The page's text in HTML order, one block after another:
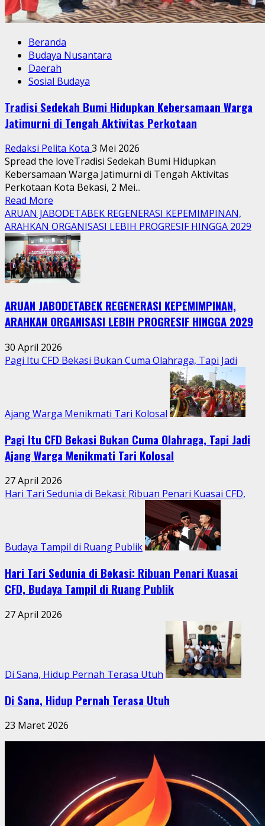
Beranda
Budaya Nusantara
Daerah
Sosial Budaya
Tradisi Sedekah Bumi Hidupkan Kebersamaan Warga
Jatimurni di Tengah Aktivitas Perkotaan
Redaksi Pelita Kota 3 Mei 2026
Spread the loveTradisi Sedekah Bumi Hidupkan
Kebersamaan Warga Jatimurni di Tengah Aktivitas
Perkotaan Kota Bekasi, 2 Mei...
Read More
more
about
Tradisi
Sedekah
Bumi
Hidupkan
Warga
Jatimurni
di
Tengah
Aktivitas
Perkotaan
ARUAN JABODETABEK REGENERASI KEPEMIMPINAN,
ARAHKAN ORGANISASI LEBIH PROGRESIF HINGGA 2029
ARUAN JABODETABEK REGENERASI KEPEMIMPINAN,
ARAHKAN ORGANISASI LEBIH PROGRESIF HINGGA 2029
30 April 2026
Pagi Itu CFD Bekasi Bukan Cuma Olahraga, Tapi Jadi
Ajang Warga Menikmati Tari Kolosal
Pagi Itu CFD Bekasi Bukan Cuma Olahraga, Tapi Jadi
Ajang Warga Menikmati Tari Kolosal
27 April 2026
Hari Tari Sedunia di Bekasi: Ribuan Penari Kuasai CFD,
Budaya Tampil di Ruang Publik
Hari Tari Sedunia di Bekasi: Ribuan Penari Kuasai
CFD, Budaya Tampil di Ruang Publik
27 April 2026
Di Sana, Hidup Pernah Terasa Utuh
Di Sana, Hidup Pernah Terasa Utuh
23 Maret 2026